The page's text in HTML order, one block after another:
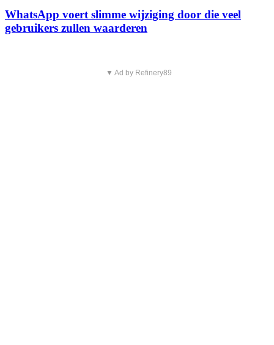
WhatsApp voert slimme wijziging door die veel
gebruikers zullen waarderen
▼ Ad by Refinery89